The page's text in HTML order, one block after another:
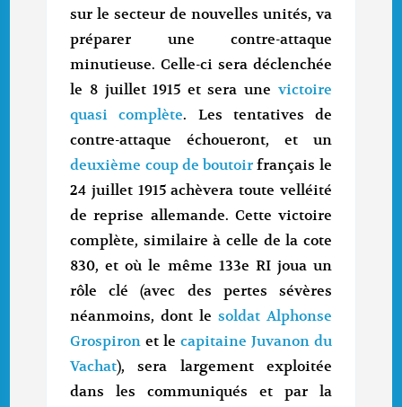
sur le secteur de nouvelles unités, va
préparer une contre-attaque
minutieuse. Celle-ci sera déclenchée
le 8 juillet 1915 et sera une victoire
quasi complète. Les tentatives de
contre-attaque échoueront, et un
deuxième coup de boutoirfrançais le
24 juillet 1915 achèvera toute velléité
de reprise allemande. Cette victoire
complète, similaire à celle de la cote
830, et où le même 133e RI joua un
rôle clé (avec des pertes sévères
néanmoins, dont le soldat Alphonse
Grospiron et le capitaine Juvanon du
Vachat), sera largement exploitée
dans les communiqués et par la